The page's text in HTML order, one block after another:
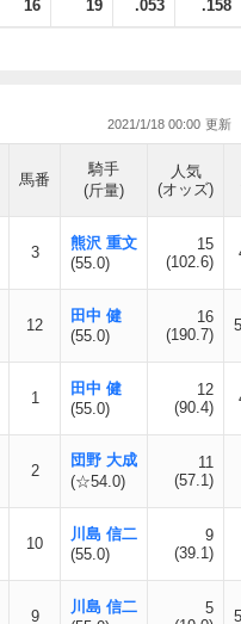
16 19 .053 .158
2021/1/18 00:00
馬番
騎手
(斤量)
人気
(オッズ)
3
熊沢 重文
(55.0)
15
(102.6)
12
田中 健
(55.0)
16
(190.7)
1
田中 健
(55.0)
12
(90.4)
2
団野 大成
(☆54.0)
11
(57.1)
10
川島 信二
(55.0)
9
(39.1)
9
川島 信二
5